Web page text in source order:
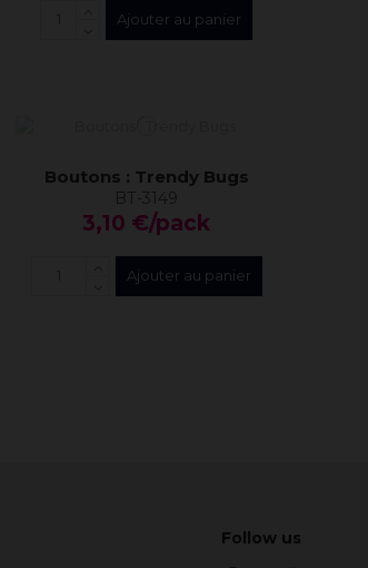
Ajouter au panier
Boutons : Trendy Bugs
BT-3149
3,10 €/pack
Ajouter au panier
Follow us